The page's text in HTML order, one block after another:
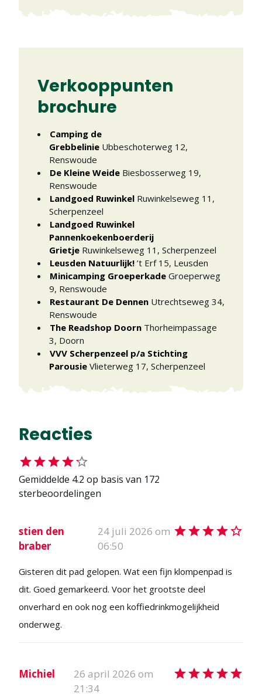
Verkooppunten
brochure
Camping de
Grebbelinie Ubbeschoterweg 12,
Renswoude
De Kleine Weide Biesbosserweg 19,
Renswoude
Landgoed Ruwinkel Ruwinkelseweg 11 ,
Scherpenzeel
Landgoed Ruwinkel
Pannenkoekenboerderij
Grietje Ruwinkelseweg 11 , Scherpenzeel
Leusden Natuurlijk! ’t Erf 15, Leusden
Minicamping Groeperkade Groeperweg
9, Renswoude
Restaurant De Dennen Utrechtseweg 34,
Renswoude
The Readshop Doorn Thorheimpassage
3, Doorn
VVV Scherpenzeel p/a Stichting
Parousie Vlieterweg 17, Scherpenzeel
Reacties
Gemiddelde 4.2 op basis van 172
sterbeoordelingen
stien den
braber
24 juli 2026 om
06:50
Gisteren dit pad gelopen. Wat een fijn klompenpad is
dit. Goed gemarkeerd. Voor het grootste deel
onverhard en ook nog een koffiedrinkmogelijkheid
onderweg.
Michiel
26 april 2026 om
21:34